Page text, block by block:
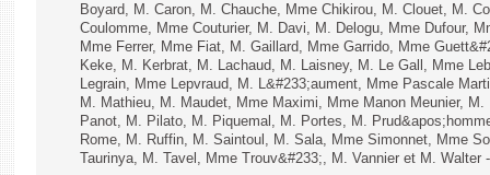
Boyard, M. Caron, M. Chauche, Mme Chikirou, M. Clouet, M.
Coulomme, Mme Couturier, M. Davi, M. Delogu, Mme Dufour,
Mme Ferrer, Mme Fiat, M. Gaillard, Mme Garrido, Mme
Keke, M. Kerbrat, M. Lachaud, M. Laisney, M. Le Gall, Mme
Legrain, Mme Lepvraud, M. L&#233;aument, Mme Pascale
M. Mathieu, M. Maudet, Mme Maximi, Mme Manon Meunier,
Panot, M. Pilato, M. Piquemal, M. Portes, M.
Rome, M. Ruffin, M. Saintoul, M. Sala, Mme Simonnet, Mme
Taurinya, M. Tavel, Mme Trouv&#233;, M. Vannier et M.